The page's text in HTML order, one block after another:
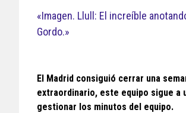
«Imagen. Llull: El increíble
Gordo.»
El Madrid consiguió cerrar una
extraordinario, este equipo sigue a
gestionar los minutos del equipo.